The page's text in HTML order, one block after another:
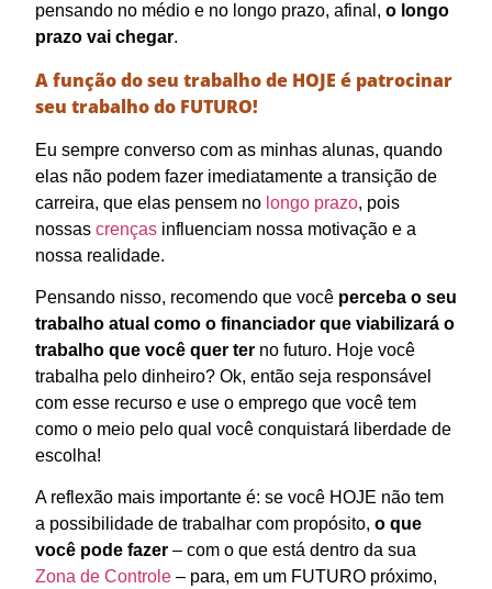
pensando no médio e no longo prazo, afinal, o longo
prazo vai chegar.
A função do seu trabalho de HOJE é patrocinar
seu trabalho do FUTURO!
Eu sempre converso com as minhas alunas, quando
elas não podem fazer imediatamente a transição de
carreira, que elas pensem no longo prazo, pois
nossas crenças influenciam nossa motivação e a
nossa realidade.
Pensando nisso, recomendo que você perceba o seu
trabalho atual como o financiador que viabilizará o
trabalho que você quer ter no futuro. Hoje você
trabalha pelo dinheiro? Ok, então seja responsável
com esse recurso e use o emprego que você tem
como o meio pelo qual você conquistará liberdade de
escolha!
A reflexão mais importante é: se você HOJE não tem
a possibilidade de trabalhar com propósito, o que
você pode fazer – com o que está dentro da sua
Zona de Controle – para, em um FUTURO próximo,